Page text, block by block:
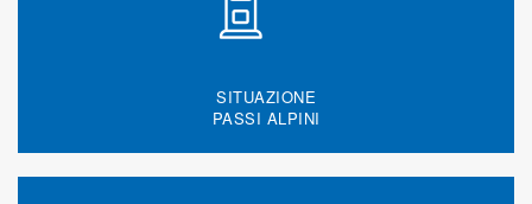
SITUAZIONE
PASSI ALPINI